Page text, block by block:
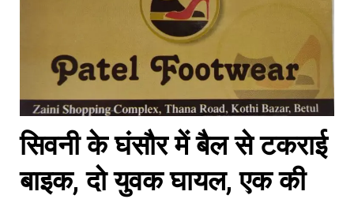
सिवनी के घंसौर में बैल से टकराई
बाइक, दो युवक घायल, एक की